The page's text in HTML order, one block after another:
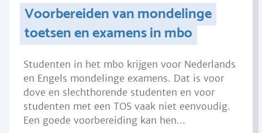
Voorbereiden van mondelinge
toetsen en examens in mbo
Studenten in het mbo krijgen voor Nederlands
en Engels mondelinge examens. Dat is voor
dove en slechthorende studenten en voor
studenten met een TOS vaak niet eenvoudig.
Een goede voorbereiding kan hen...